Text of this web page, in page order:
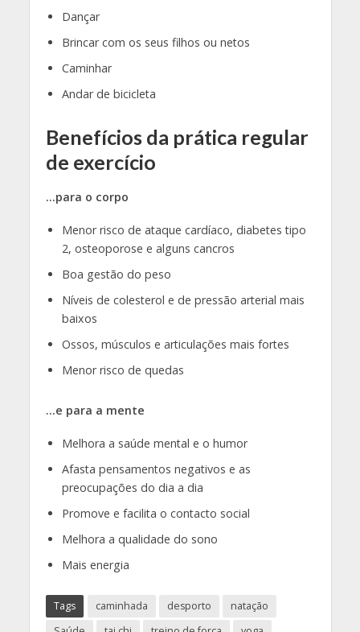
Dançar
Brincar com os seus filhos ou netos
Caminhar
Andar de bicicleta
Benefícios da prática regular
de exercício
…para o corpo
Menor risco de ataque cardíaco, diabetes tipo
2, osteoporose e alguns cancros
Boa gestão do peso
Níveis de colesterol e de pressão arterial mais
baixos
Ossos, músculos e articulações mais fortes
Menor risco de quedas
…e para a mente
Melhora a saúde mental e o humor
Afasta pensamentos negativos e as
preocupações do dia a dia
Promove e facilita o contacto social
Melhora a qualidade do sono
Mais energia
Tags caminhada desporto
natação